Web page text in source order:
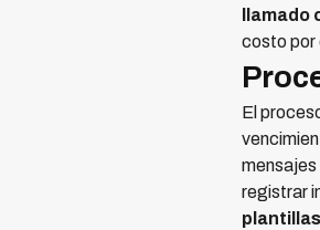
llamado
costo por
El
mensajes
registrar